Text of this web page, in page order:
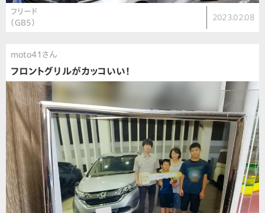
フリード
（GB5）
2023.02.08
moto41さん
フロントグリルがカッコいい！